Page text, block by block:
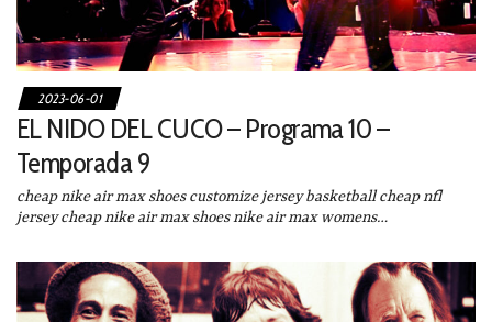
2023-06-01
EL NIDO DEL CUCO – Programa 10 –
Temporada 9
cheap nike air max shoes customize jersey basketball cheap nfl
jersey cheap nike air max shoes nike air max womens…